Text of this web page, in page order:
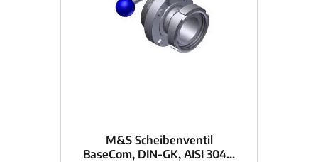
M&S Scheibenventil
BaseCom, DIN-GK, AISI 304...